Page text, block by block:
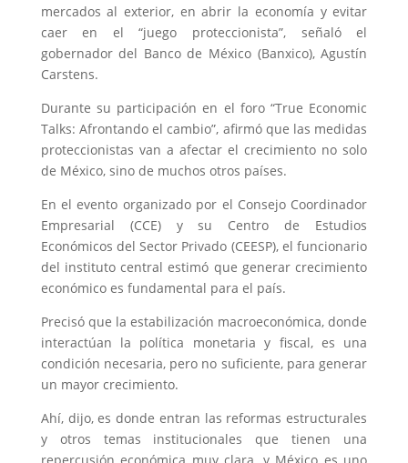
mercados al exterior, en abrir la economía y evitar
caer en el “juego proteccionista”, señaló el
gobernador del Banco de México (Banxico), Agustín
Carstens.
Durante su participación en el foro “True Economic
Talks: Afrontando el cambio”, afirmó que las medidas
proteccionistas van a afectar el crecimiento no solo
de México, sino de muchos otros países.
En el evento organizado por el Consejo Coordinador
Empresarial (CCE) y su Centro de Estudios
Económicos del Sector Privado (CEESP), el funcionario
del instituto central estimó que generar crecimiento
económico es fundamental para el país.
Precisó que la estabilización macroeconómica, donde
interactúan la política monetaria y fiscal, es una
condición necesaria, pero no suficiente, para generar
un mayor crecimiento.
Ahí, dijo, es donde entran las reformas estructurales
y otros temas institucionales que tienen una